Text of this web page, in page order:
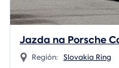
Jazda na Porsche
Región: Slovakia Ring